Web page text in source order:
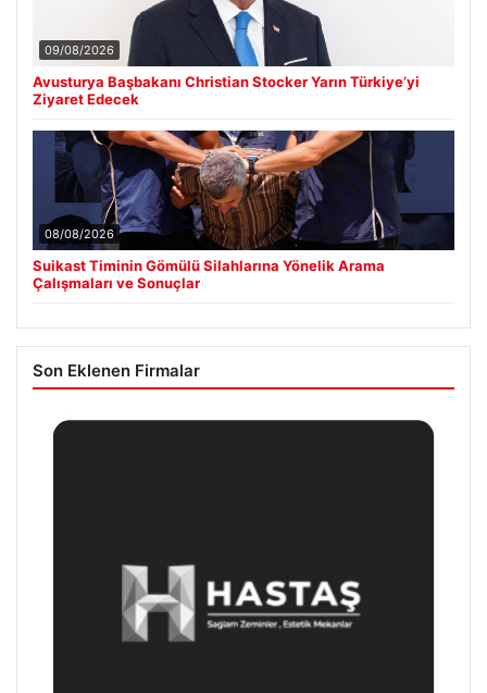
09/08/2026
Avusturya Başbakanı Christian Stocker Yarın Türkiye’yi
Ziyaret Edecek
08/08/2026
Suikast Timinin Gömülü Silahlarına Yönelik Arama
Çalışmaları ve Sonuçlar
Son Eklenen Firmalar